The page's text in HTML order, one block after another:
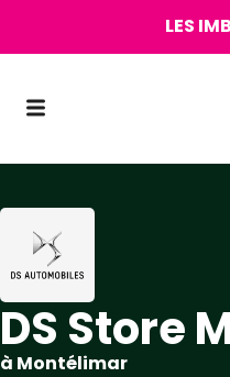
LES
DS Store
à Montélimar